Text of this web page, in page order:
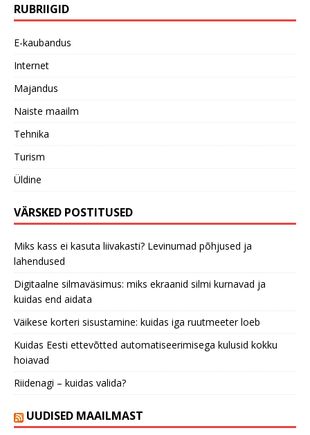
RUBRIIGID
E-kaubandus
Internet
Majandus
Naiste maailm
Tehnika
Turism
Üldine
VÄRSKED POSTITUSED
Miks kass ei kasuta liivakasti? Levinumad põhjused ja
lahendused
Digitaalne silmaväsimus: miks ekraanid silmi kurnavad ja
kuidas end aidata
Väikese korteri sisustamine: kuidas iga ruutmeeter loeb
Kuidas Eesti ettevõtted automatiseerimisega kulusid kokku
hoiavad
Riidenagi – kuidas valida?
UUDISED MAAILMAST